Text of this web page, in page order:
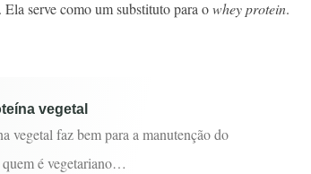
. Ela serve como um substituto para owhey protein.
vegetal
vegetal faz bem para a manutenção do
é vegetariano…